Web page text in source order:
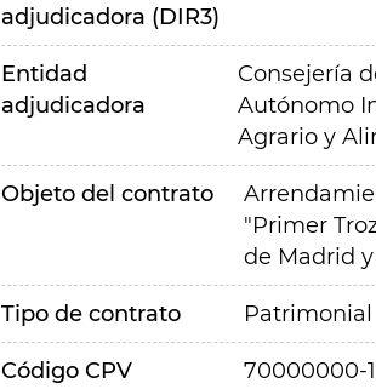
adjudicadora (DIR3)
Entidad
adjudicadora
Consejería
Autónomo
Agrario y
Objeto del contrato
"Primer
de Madrid
Tipo de contrato Patrimonial
Código CPV 70000000-1